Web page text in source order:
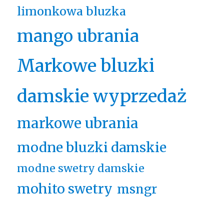
limonkowa bluzka
mango ubrania
Markowe bluzki
damskie wyprzedaż
markowe ubrania
modne bluzki damskie
modne swetry damskie
mohito swetry msngr